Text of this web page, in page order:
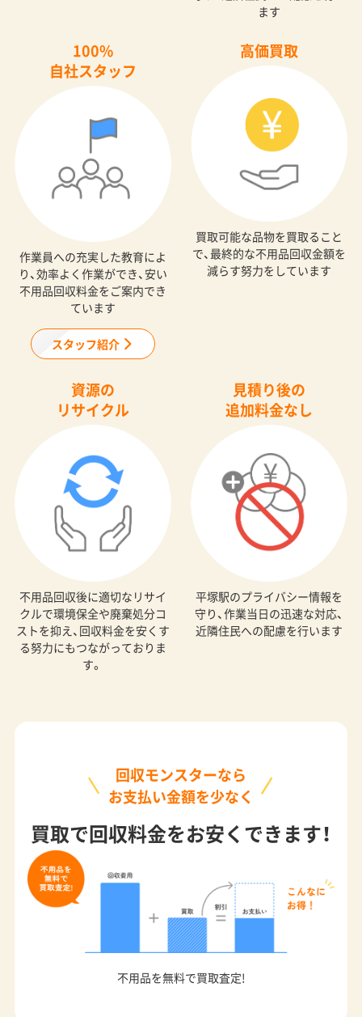
ます
100%
自社スタッフ
作業員への充実した教育によ
り、効率よく作業ができ、安い
不用品回収料金をご案内でき
ています
スタッフ紹介
高価買取
買取可能な品物を買取ること
で、最終的な不用品回収金額を
減らす努力をしています
資源の
リサイクル
不用品回収後に適切なリサイ
クルで環境保全や廃棄処分コ
ストを抑え、回収料金を安くす
る努力にもつながっておりま
す。
見積り後の
追加料金なし
平塚駅のプライバシー情報を
守り、作業当日の迅速な対応、
近隣住民への配慮を行います
回収モンスターなら
お支払い金額を少なく
買取で回収料金をお安くできます！
不用品を無料で買取査定!